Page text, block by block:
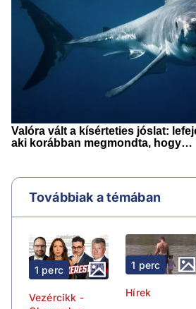
Továbbiak a témában
1 perc
Vezércikk -
1 perc
Hírek